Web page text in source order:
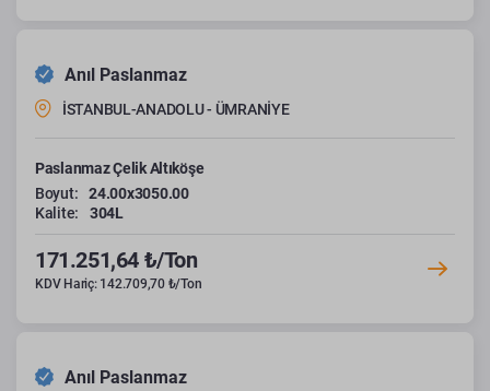
Anıl Paslanmaz
İSTANBUL-ANADOLU - ÜMRANİYE
Paslanmaz Çelik Altıköşe
Boyut:
24.00x3050.00
Kalite:
304L
171.251,64 ₺/Ton
KDV Hariç: 142.709,70 ₺/Ton
Anıl Paslanmaz